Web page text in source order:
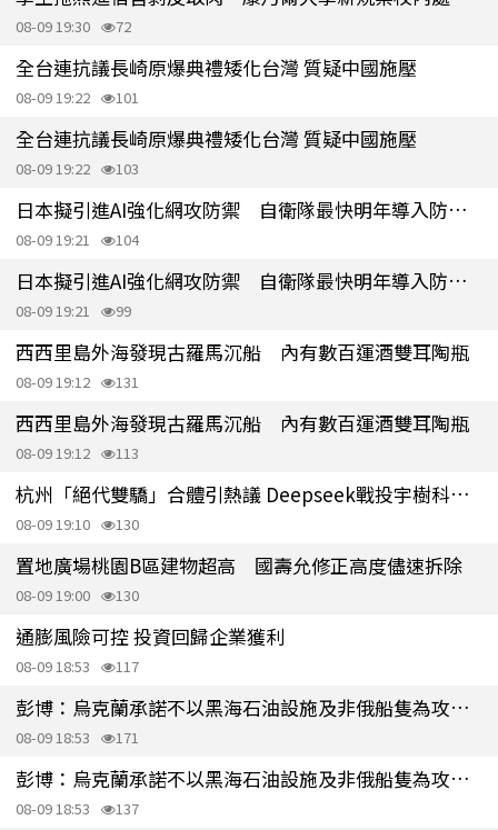
08-09 19:30 72
全台連抗議長崎原爆典禮矮化台灣 質疑中國施壓
08-09 19:22 101
全台連抗議長崎原爆典禮矮化台灣 質疑中國施壓
08-09 19:22 103
日本擬引進AI強化網攻防禦 自衛隊最快明年導入防護軟體
08-09 19:21 104
日本擬引進AI強化網攻防禦 自衛隊最快明年導入防護軟體
08-09 19:21 99
西西里島外海發現古羅馬沉船 內有數百運酒雙耳陶瓶
08-09 19:12 131
西西里島外海發現古羅馬沉船 內有數百運酒雙耳陶瓶
08-09 19:12 113
杭州「絕代雙驕」合體引熱議 Deepseek戰投宇樹科技 鎖定具身智能
08-09 19:10 130
置地廣場桃園B區建物超高 國壽允修正高度儘速拆除
08-09 19:00 130
通膨風險可控 投資回歸企業獲利
08-09 18:53 117
彭博：烏克蘭承諾不以黑海石油設施及非俄船隻為攻擊目標
08-09 18:53 171
彭博：烏克蘭承諾不以黑海石油設施及非俄船隻為攻擊目標
08-09 18:53 137